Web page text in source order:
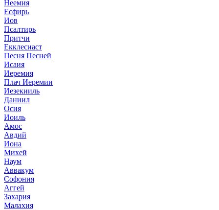
Неемия
Есфирь
Иов
Псалтирь
Притчи
Екклесиаст
Песня Песней
Исаия
Иеремия
Плач Иеремии
Иезекииль
Даниил
Осия
Иоиль
Амос
Авдий
Иона
Михей
Наум
Аввакум
Софония
Аггей
Захария
Малахия